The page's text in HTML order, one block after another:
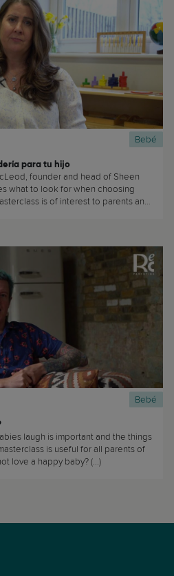
Bebé
para tu hijo
founder and head of Sheen
is of interest to parents and
Bebé
laugh is important and the things
is useful for all parents of
babies because who does not love a happy baby? (...)